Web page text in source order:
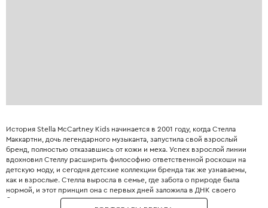
История Stella McCartney Kids начинается в 2001 году, когда Стелла
Маккартни, дочь легендарного музыканта, запустила свой взрослый
бренд, полностью отказавшись от кожи и меха. Успех взрослой линии
вдохновил Стеллу расширить философию ответственной роскоши на
детскую моду, и сегодня детские коллекции бренда так же узнаваемы,
как и взрослые. Стелла выросла в семье, где забота о природе была
нормой, и этот принцип она с первых дней заложила в ДНК своего
бренда. Бренд использует только инновационные экологичные